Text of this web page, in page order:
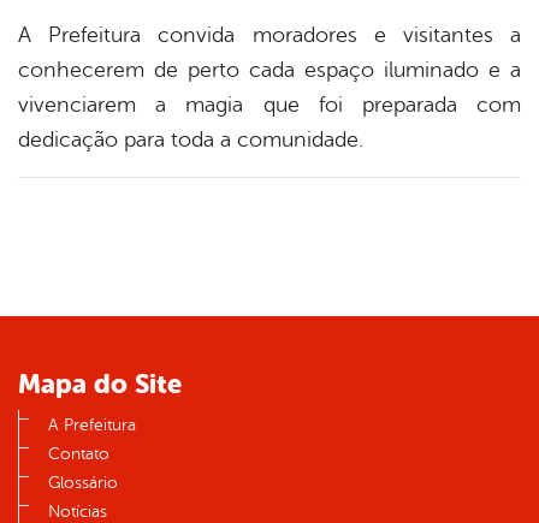
A Prefeitura convida moradores e visitantes a
conhecerem de perto cada espaço iluminado e a
vivenciarem a magia que foi preparada com
dedicação para toda a comunidade.
Mapa do Site
A Prefeitura
Contato
Glossário
Notícias